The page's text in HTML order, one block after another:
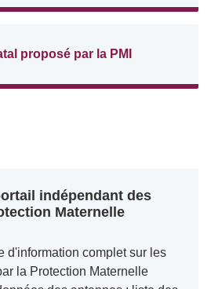
proposé par la PMI
indépendant des
Maternelle
d'information complet sur les
la Protection Maternelle